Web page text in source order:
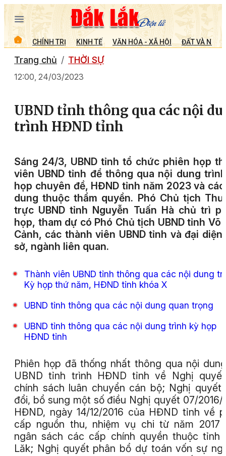
CHÍNH TRỊ KINH TẾ VĂN HÓA - XÃ HỘI ĐẤT VÀ
Trang chủ THỜI SỰ
12:00, 24/03/2023
UBND tỉnh thông qua các nội
trình HĐND tỉnh
Sáng 24/3, UBND tỉnh tổ chức phiên họp
viên UBND tỉnh để thông qua nội dung
họp chuyên đề, HĐND tỉnh năm 2023 và
dung thuộc thẩm quyền. Phó Chủ tịch
trực UBND tỉnh Nguyễn Tuấn Hà chủ trì
họp, tham dự có Phó Chủ tịch UBND tỉnh Võ
Cảnh, các thành viên UBND tỉnh và đại diện
sở, ngành liên quan.
Thành viên UBND tỉnh thông qua các nội dung
Kỳ họp thứ năm, HĐND tỉnh khóa X
UBND tỉnh thông qua các nội dung quan trọng
UBND tỉnh thông qua các nội dung trình kỳ họp
HĐND tỉnh
Phiên họp đã thống nhất thông qua nội
UBND tỉnh trình HĐND tỉnh về Nghị
chính sách luân chuyển cán bộ; Nghị quyết
đổi, bổ sung một số điều Nghị quyết 07/2016/
HĐND, ngày 14/12/2016 của HĐND tỉnh về
cấp nguồn thu, nhiệm vụ chi từ năm 2017
ngân sách các cấp chính quyền thuộc tỉnh
Lăk; Nghị quyết phân bổ dự toán vốn sự